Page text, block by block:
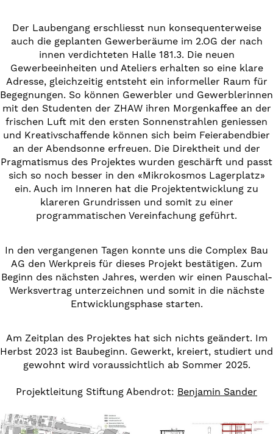
Der Laubengang erschliesst nun konsequenterweise
auch die geplanten Gewerberäume im 2.OG der nach
innen verdichteten Halle 181.3. Die neuen
Gewerbeeinheiten und Ateliers erhalten so eine klare
Adresse, gleichzeitig entsteht ein informeller Raum für
Begegnungen. So können Gewerbler und Gewerblerinnen
mit den Studenten der ZHAW ihren Morgenkaffee an der
frischen Luft mit den ersten Sonnenstrahlen geniessen
und Kreativschaffende können sich beim Feierabendbier
an der Abendsonne erfreuen. Die Direktheit und der
Pragmatismus des Projektes wurden geschärft und passt
sich so noch besser in den «Mikrokosmos Lagerplatz»
ein. Auch im Inneren hat die Projektentwicklung zu
klareren Grundrissen und somit zu einer
programmatischen Vereinfachung geführt.
In den vergangenen Tagen konnte uns die Complex Bau
AG den Werkpreis für dieses Projekt bestätigen. Zum
Beginn des nächsten Jahres, werden wir einen Pauschal-
Werksvertrag unterzeichnen und somit in die nächste
Entwicklungsphase starten.
Am Zeitplan des Projektes hat sich nichts geändert. Im
Herbst 2023 ist Baubeginn. Gewerkt, kreiert, studiert und
gewohnt wird voraussichtlich ab Sommer 2025.
Projektleitung Stiftung Abendrot: Benjamin Sander